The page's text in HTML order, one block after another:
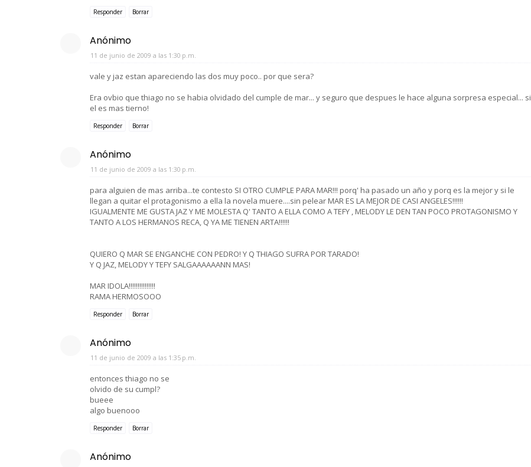
Responder Borrar
Anónimo
11 de junio de 2009 a las 1:30 p.m.
vale y jaz estan apareciendo las dos muy poco.. por que sera?
Era ovbio que thiago no se habia olvidado del cumple de mar... y seguro que despues le hace alguna sorpresa especial... si
el es mas tierno!
Responder Borrar
Anónimo
11 de junio de 2009 a las 1:30 p.m.
para alguien de mas arriba...te contesto SI OTRO CUMPLE PARA MAR!!! porq' ha pasado un año y porq es la mejor y si le
llegan a quitar el protagonismo a ella la novela muere....sin pelear MAR ES LA MEJOR DE CASI ANGELES!!!!!!
IGUALMENTE ME GUSTA JAZ Y ME MOLESTA Q' TANTO A ELLA COMO A TEFY , MELODY LE DEN TAN POCO PROTAGONISMO Y
TANTO A LOS HERMANOS RECA, Q YA ME TIENEN ARTA!!!!!!
QUIERO Q MAR SE ENGANCHE CON PEDRO! Y Q THIAGO SUFRA POR TARADO!
Y Q JAZ, MELODY Y TEFY SALGAAAAAANN MAS!
MAR IDOLA!!!!!!!!!!!!!!!
RAMA HERMOSOOO
Responder Borrar
Anónimo
11 de junio de 2009 a las 1:35 p.m.
entonces thiago no se
olvido de su cumpl?
bueee
algo buenooo
Responder Borrar
Anónimo